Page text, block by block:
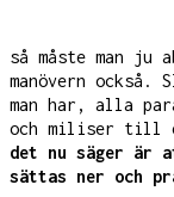
så måste man
manövern
man har, alla
och miliser till
det nu säger är
sättas ner och